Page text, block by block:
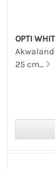
OPTI
25 cm...